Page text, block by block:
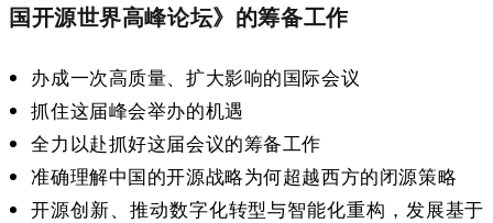
国开源世界高峰论坛》的筹备工作
办成一次高质量、扩大影响的国际会议
抓住这届峰会举办的机遇
全力以赴抓好这届会议的筹备工作
准确理解中国的开源战略为何超越西方的闭源策略
开源创新、 推动数字化转型与智能化重构，发展基于